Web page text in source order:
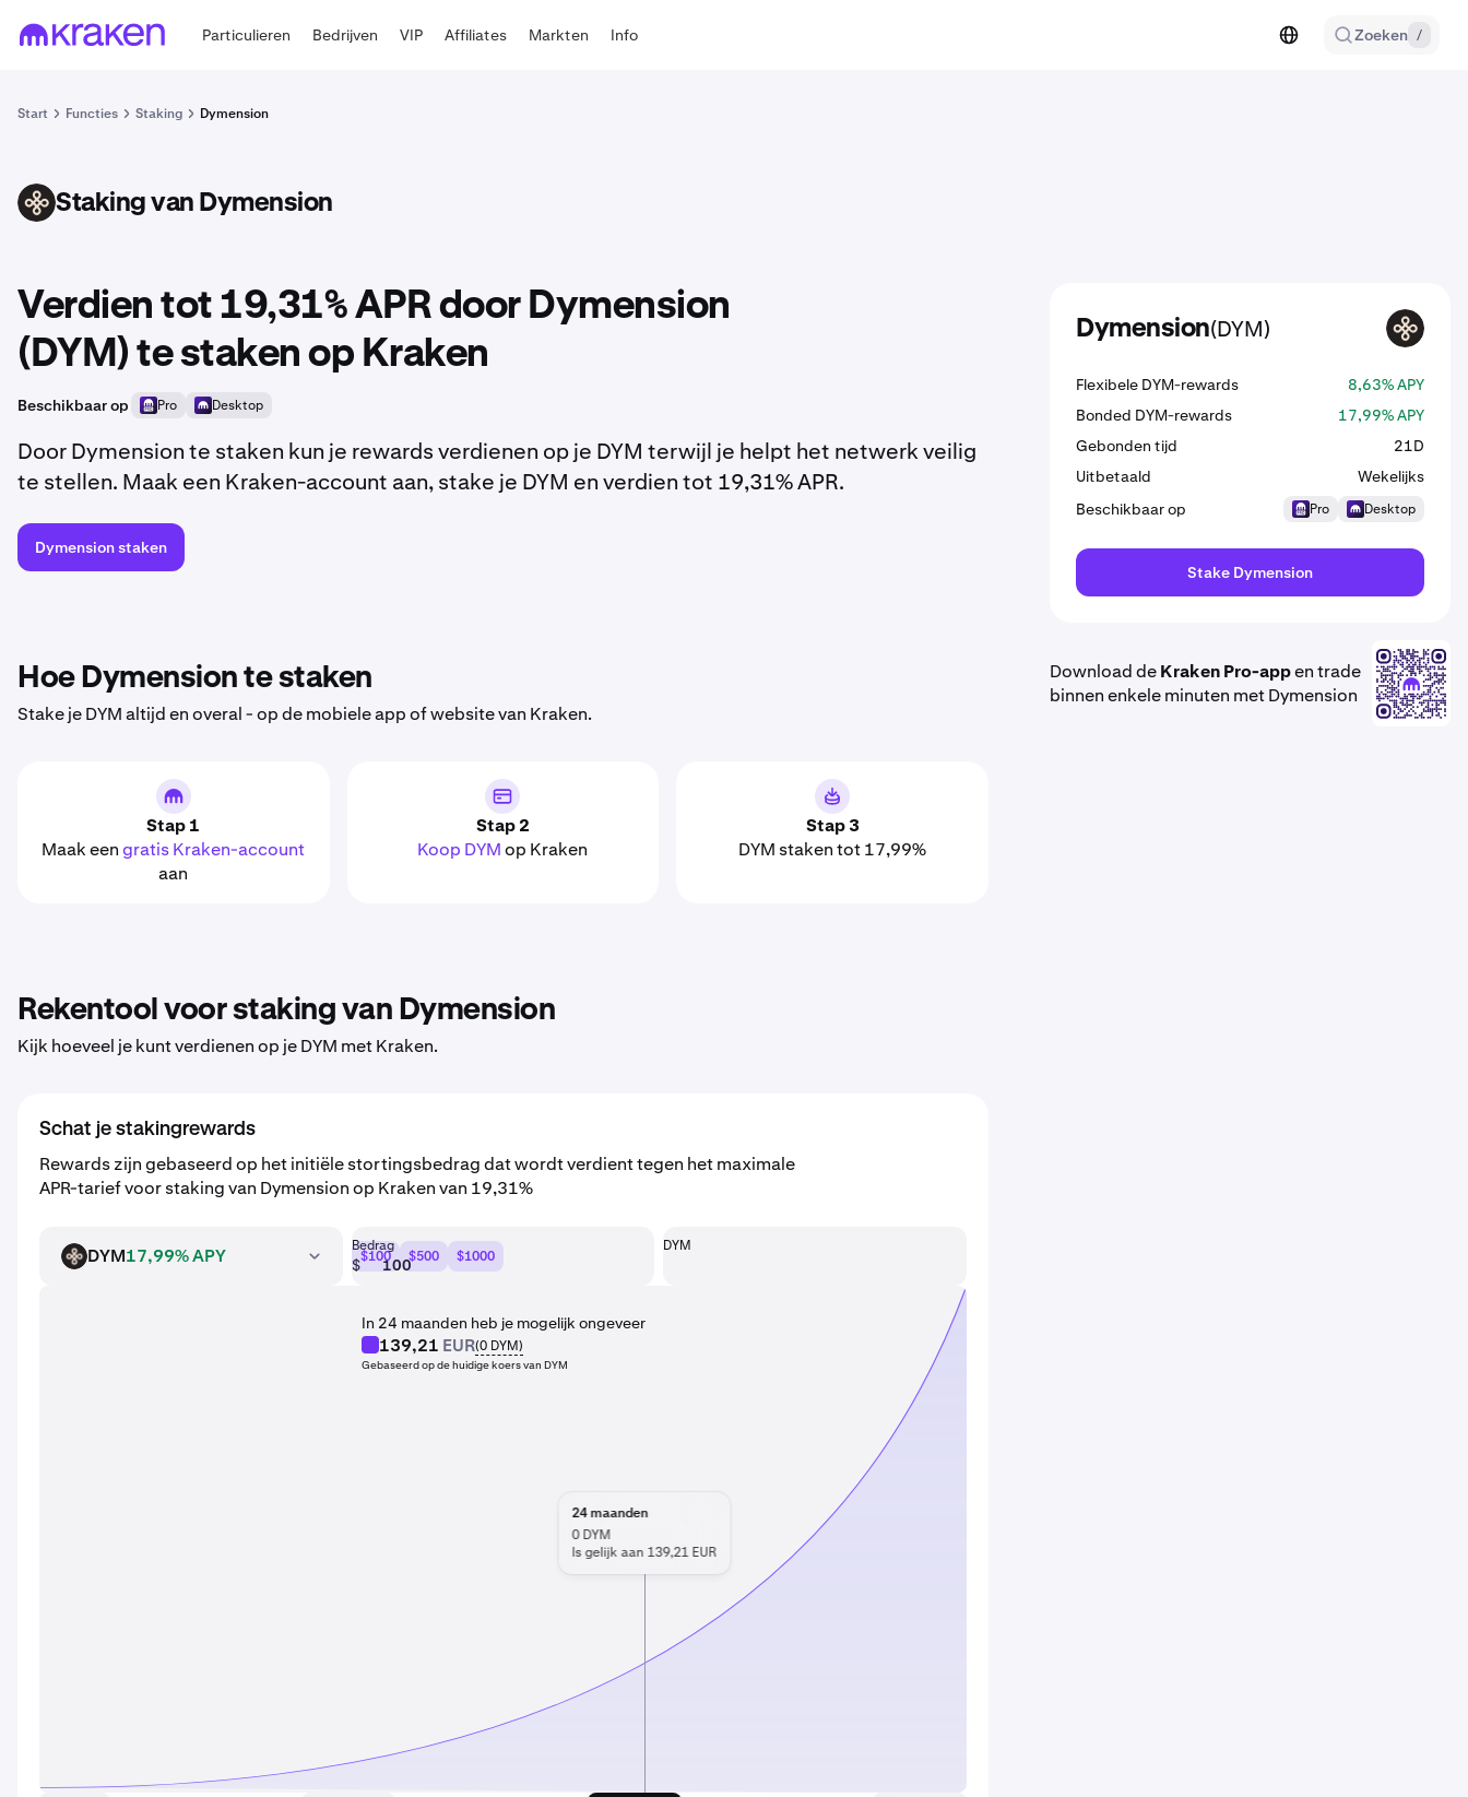
Particulieren Bedrijven VIP Affiliates Markten Info Zoeken /
Start Functies Staking Dymension
DYM Staking van Dymension
Verdien tot 19,31% APR door Dymension
(DYM) te staken op Kraken
Beschikbaar op Pro Desktop
Door Dymension te staken kun je rewards verdienen op je DYM terwijl je helpt het netwerk veilig
te stellen. Maak een Kraken-account aan, stake je DYM en verdien tot 19,31% APR.
Dymension staken
Hoe Dymension te staken
Stake je DYM altijd en overal - op de mobiele app of website van Kraken.
Stap 1
Maak eengratis Kraken-account
aan
Stap 2
Koop DYMop Kraken
Stap 3
DYM staken tot 17,99%
Rekentool voor staking van Dymension
Kijk hoeveel je kunt verdienen op je DYM met Kraken.
Schat je stakingrewards
Rewards zijn gebaseerd op het initiële stortingsbedrag dat wordt verdient tegen het maximale
APR-tarief voor staking van Dymension op Kraken van 19,31%
DYM DYM17,99% APY Bedrag
$$100 $500 $1000
DYM
In 24 maanden heb je mogelijk ongeveer
139,21 EUR(0 DYM)
Gebaseerd op de huidige koers van DYM
24 maanden
0 DYM
Is gelijk aan 139,21 EUR
Dymension(DYM) DYM
Flexibele DYM-rewards
8,63% APY
Bonded DYM-rewards
17,99% APY
Gebonden tijd
21D
Uitbetaald
Wekelijks
Beschikbaar op
Pro Desktop
Stake Dymension
Download deKraken Pro-appen trade
binnen enkele minuten met Dymension